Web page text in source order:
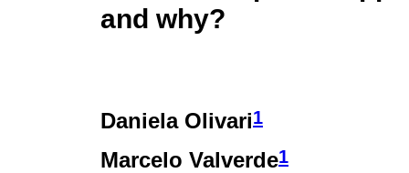
and why?
Daniela Olivari1
Marcelo Valverde1